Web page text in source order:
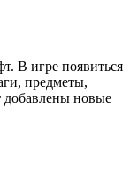
В игре появиться
предметы,
добавлены новые